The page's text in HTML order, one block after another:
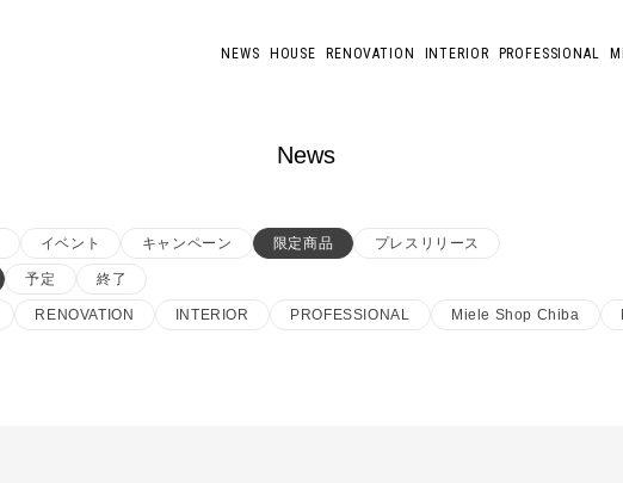
NEWS HOUSE RENOVATION INTERIOR PROFESSIONAL
News
イベント キャンペーン 限定商品 プレスリリース
予定 終了
RENOVATION INTERIOR PROFESSIONAL Miele Shop Chiba